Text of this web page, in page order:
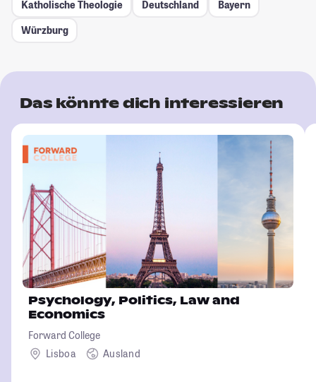
Katholische Theologie
Deutschland
Bayern
Würzburg
Das könnte dich interessieren
Psychology, Politics, Law and
Economics
Forward College
Lisboa
Ausland